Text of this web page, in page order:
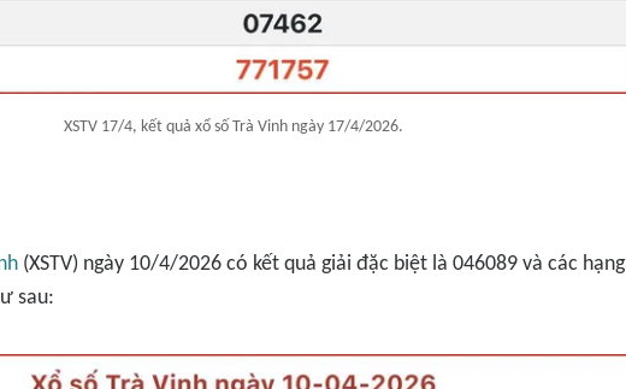
XSTV 17/4, kết quả xổ số Trà Vinh ngày 17/4/2026.
(XSTV) ngày 10/4/2026 có kết quả giải đặc biệt là 046089 và các hạng
sau: